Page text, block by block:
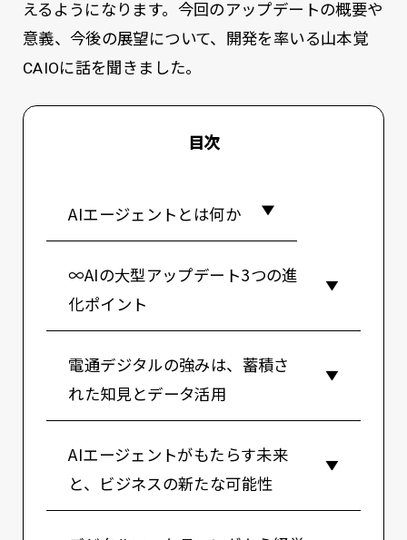
えるようになります。今回のアップデートの概要や
意義、今後の展望について、開発を率いる山本覚
CAIOに話を聞きました。
目次
AIエージェントとは何か
∞AIの大型アップデート――3つの進
化ポイント
電通デジタルの強みは、蓄積さ
れた知見とデータ活用
AIエージェントがもたらす未来
と、ビジネスの新たな可能性